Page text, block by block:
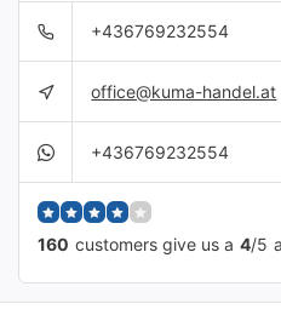
+436769232554
office@kuma-handel.at
+436769232554
160 customers give us a 4/5